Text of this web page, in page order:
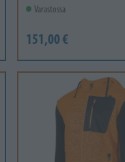
koriin
Varastossa
151,00 €